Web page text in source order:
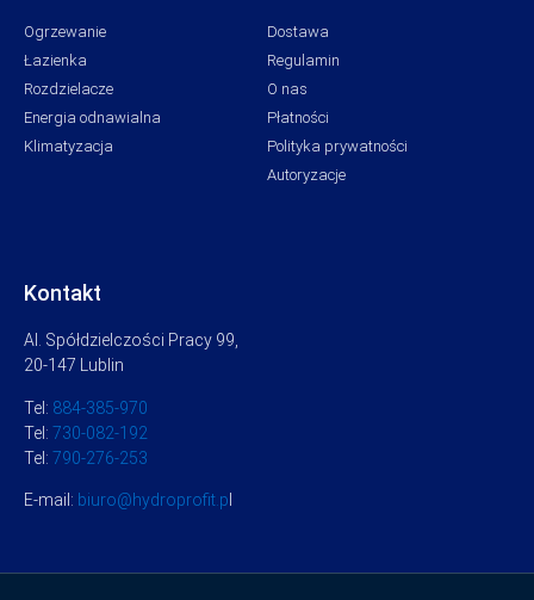
Ogrzewanie
Łazienka
Rozdzielacze
Energia odnawialna
Klimatyzacja
Dostawa
Regulamin
O nas
Płatności
Polityka prywatności
Autoryzacje
Kontakt
Al. Spółdzielczości Pracy 99,
20-147 Lublin
Tel: 884-385-970
Tel: 730-082-192
Tel: 790-276-253
E-mail: biuro@hydroprofit.p